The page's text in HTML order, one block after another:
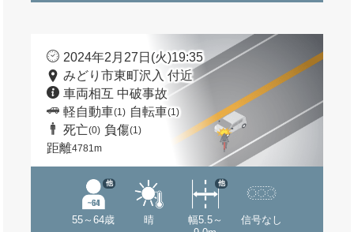
2024年2月27日(火)19:35
みどり市東町沢入 付近
車両相互 中破事故
軽自動車(1) 自転車(1)
死亡(0) 負傷(1)
距離4781m
55～64歳
他
晴
幅5.5～
他
信号なし